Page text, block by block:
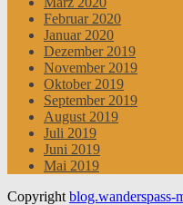
Februar 2020
Januar 2020
Dezember 2019
November 2019
Oktober 2019
September 2019
August 2019
Juli 2019
Juni 2019
Mai 2019
Copyright blog.wanderspass-